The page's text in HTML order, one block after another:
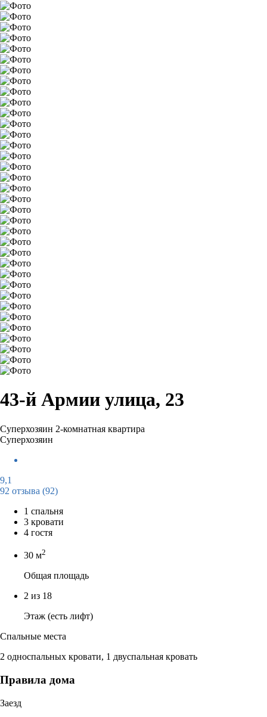
43-й Армии улица, 23
Суперхозяин 2-комнатная квартира
Суперхозяин
9,1
92 отзыва (92)
1 спальня
3 кровати
4 гостя
30 м2
Общая площадь
2 из 18
Этаж (есть лифт)
Спальные места
2 односпальных кровати, 1 двуспальная кровать
Правила дома
Заезд